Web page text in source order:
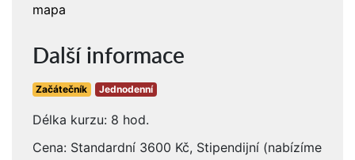
mapa
Další informace
Začátečník Jednodenní
Délka kurzu: 8 hod.
Cena: Standardní 3600 Kč, Stipendijní (nabízíme